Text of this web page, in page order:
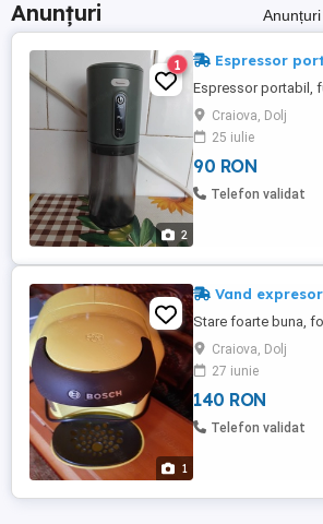
Anunțuri
2
1 Espressor
Espressor portabil,
Craiova, Dolj
25 iulie
90 RON
Telefon validat
1
Vand
Stare foarte buna,
Craiova, Dolj
27 iunie
140 RON
Telefon validat